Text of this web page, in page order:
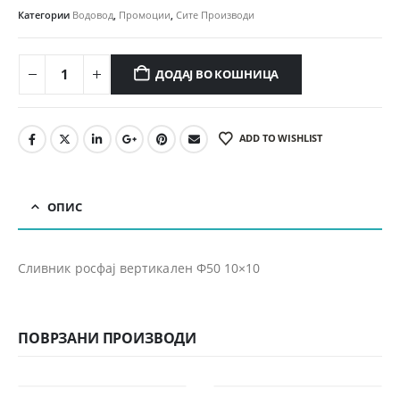
Категории Водовод Промоции Сите Производи
ДОДАЈ ВО КОШНИЦА
ADD TO WISHLIST
ОПИС
Сливник росфај вертикален Ф50 10×10
ПОВРЗАНИ ПРОИЗВОДИ